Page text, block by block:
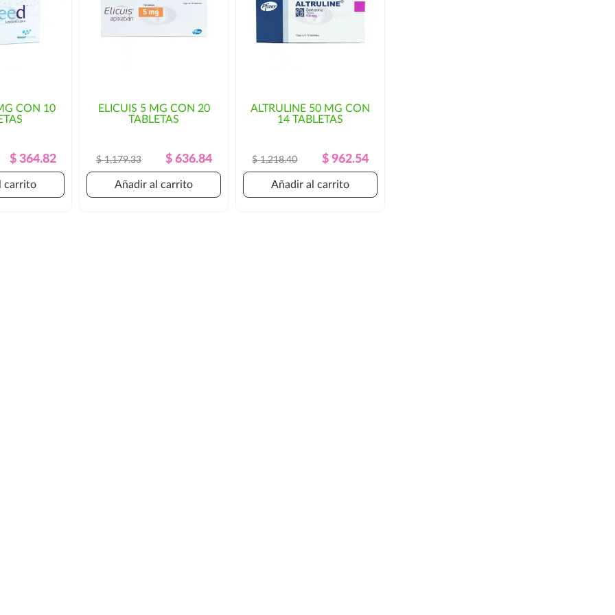
las paqueterías no trabajan los
las 14:00 hrs para que
del envío y/o mayor
por parte del cliente.
CON 10
Precio
Precio
$ 364.82
carrito
ELICUIS 5 MG CON 20
TABLETAS
Precio
Regular
$ 1,179.33 Precio
$ 636.84
Añadir al carrito
ALTRULINE 50 MG CON
14 TABLETAS
Precio
Regular
$ 1,218.40 Precio
$ 962.54
Añadir al carrito